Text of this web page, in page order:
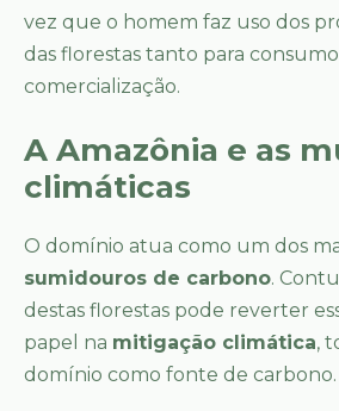
vez que o homem faz uso dos
das florestas tanto para
comercialização.
A Amazônia e as
climáticas
O domínio atua como um dos
sumidouros de carbono.
destas florestas pode reverter
papel na mitigação climática,
domínio como fonte de carbono.